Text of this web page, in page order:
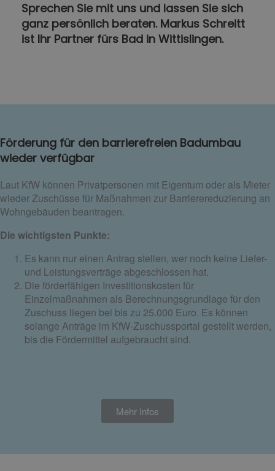
Sprechen Sie mit uns und lassen Sie sich
ganz persönlich beraten. Markus Schreitt
ist Ihr Partner fürs Bad in Wittislingen.
Förderung für den barrierefreien Badumbau
wieder verfügbar
Laut KfW können Privatpersonen mit Eigentum oder als Mieter
wieder Zuschüsse für Maßnahmen zur Barrierereduzierung an
Wohngebäuden beantragen.
Die wichtigsten Punkte:
Es kann nur einen Antrag stellen, wer noch keine Liefer-
und Leistungsverträge abgeschlossen hat.
Die förderfähigen Investitionskosten für
Einzelmaßnahmen als Berechnungsgrundlage für den
Zuschuss liegen bei bis zu 25.000 Euro. Es können
solange Anträge im KfW-Zuschussportal gestellt werden,
bis die Fördermittel aufgebraucht sind.
Mehr Infos